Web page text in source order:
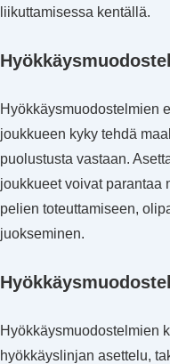
liikuttamisessa kentällä.
Hyökkäysmuodostelmien
joukkueen kyky tehdä
puolustusta vastaan.
joukkueet voivat parantaa
pelien toteuttamiseen,
juokseminen.
Hyökkäysmuodostelmien
hyökkäyslinjan asettelu,